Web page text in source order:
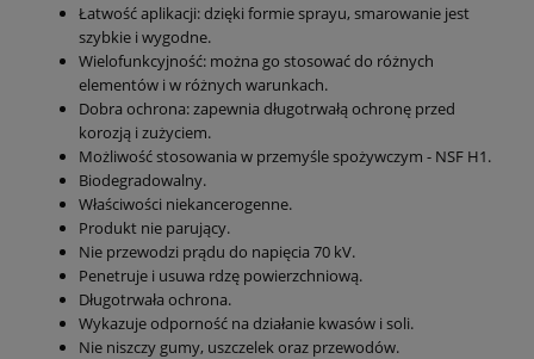
Łatwość aplikacji: dzięki formie sprayu, smarowanie jest
szybkie i wygodne.
Wielofunkcyjność: można go stosować do różnych
elementów i w różnych warunkach.
Dobra ochrona: zapewnia długotrwałą ochronę przed
korozją i zużyciem.
Możliwość stosowania w przemyśle spożywczym - NSF H1.
Biodegradowalny.
Właściwości niekancerogenne.
Produkt nie parujący.
Nie przewodzi prądu do napięcia 70 kV.
Penetruje i usuwa rdzę powierzchniową.
Długotrwała ochrona.
Wykazuje odporność na działanie kwasów i soli.
Nie niszczy gumy, uszczelek oraz przewodów.